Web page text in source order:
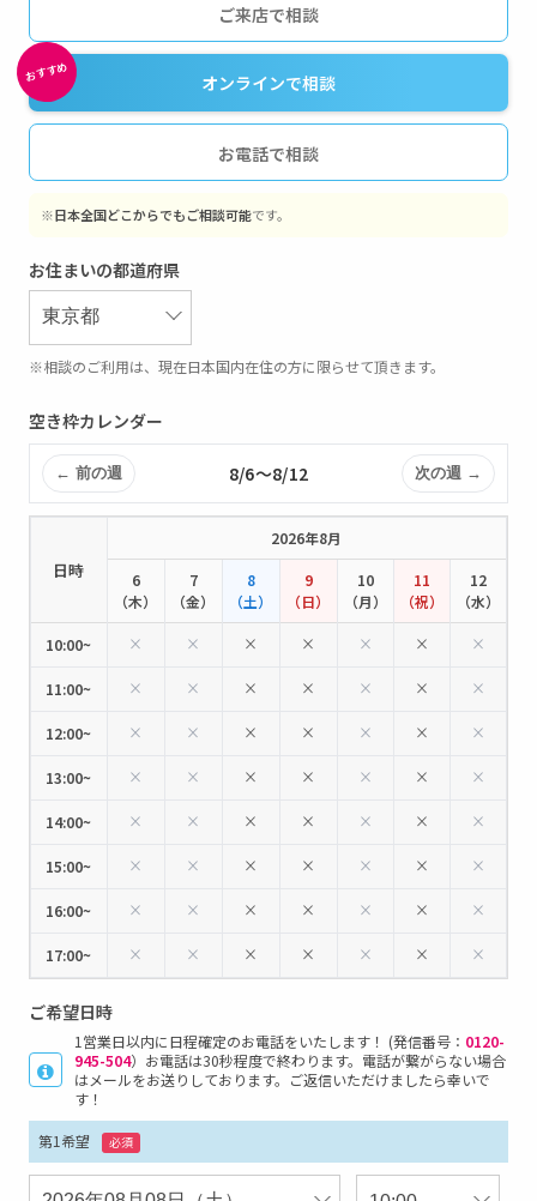
ご来店で相談
オンラインで相談
お電話で相談
※日本全国どこからでもご相談可能です。
お住まいの都道府県
※相談のご利用は、現在日本国内在住の方に限らせて頂きます。
空き枠カレンダー
← 前の週 8/6〜8/12 次の週 →
日時
2026年8月
6
（木）
7
（金）
8
（土）
9
（日）
10
（月）
11
（祝）
12
（水）
10:00~ × × × × × × ×
11:00~ × × × × × × ×
12:00~ × × × × × × ×
13:00~ × × × × × × ×
14:00~ × × × × × × ×
15:00~ × × × × × × ×
16:00~ × × × × × × ×
17:00~ × × × × × × ×
ご希望日時
1営業日以内に日程確定のお電話をいたします！ (発信番号： 0120-
945-504）お電話は30秒程度で終わります。電話が繋がらない場合
はメールをお送りしております。ご返信いただけましたら幸いで
す！
第1希望 必須